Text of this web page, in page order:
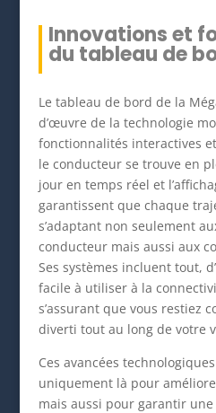
Innovations et
du tableau de
Le tableau de bord de la
d’œuvre de la technologie
fonctionnalités interactives
le conducteur se trouve en
jour en temps réel et
garantissent que chaque
s’adaptant non seulement
conducteur mais aussi aux
Ses systèmes incluent tout,
facile à utiliser à la
s’assurant que vous restiez
diverti tout au long de votre
Ces avancées
uniquement là pour
mais aussi pour garantir